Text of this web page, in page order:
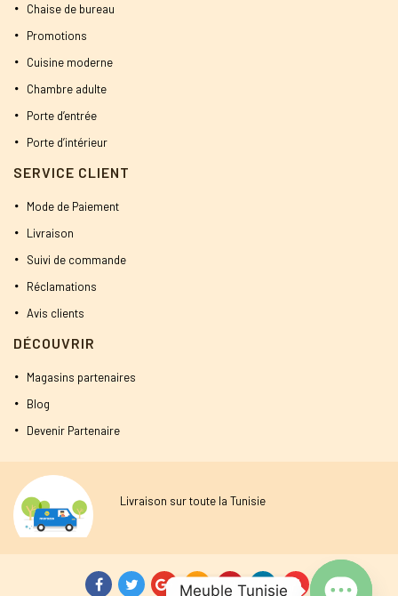
Chaise de bureau
Promotions
Cuisine moderne
Chambre adulte
Porte d’entrée
Porte d’intérieur
SERVICE CLIENT
Mode de Paiement
Livraison
Suivi de commande
Réclamations
Avis clients
DÉCOUVRIR
Magasins partenaires
Blog
Devenir Partenaire
Livraison sur toute la Tunisie
Meuble Tunisie